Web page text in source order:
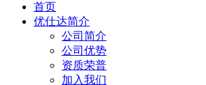
首页
优仕达简介
公司简介
公司优势
资质荣普
加入我们